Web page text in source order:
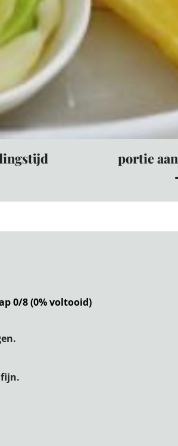
portie
0/8 (0% voltooid)
fijn.